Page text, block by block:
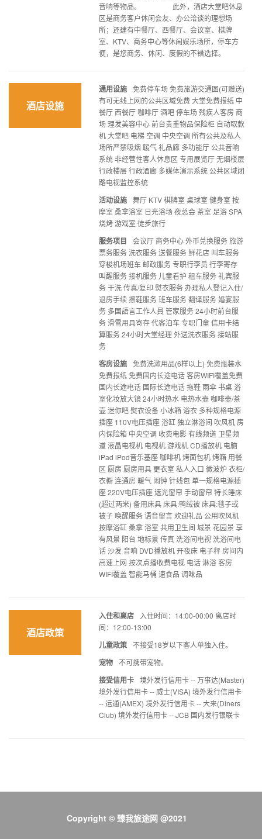
音响等物品。 此外，酒店大堂吧休息
区是商务客户休闲会友、办公洽谈的理想场
所；还建有中餐厅、西餐厅、会议室、棋牌
室、KTV、商务中心等休闲娱乐场所，停车方
便，是您商务、休闲、度假的不错选择。
酒店设施
通用设施 免费停车场 免费旅游交通图(可赠送)
有可无线上网的公共区域免费 大堂免费报纸 中
餐厅 西餐厅 咖啡厅 酒吧 停车场 残疾人客房 商
场 理发美容中心 前台贵重物品保险柜 自动取款
机 大堂吧 电梯 空调 中央空调 所有公共及私人
场所严禁吸烟 暖气 礼品廊 多功能厅 公共音响
系统 非经营性客人休息区 专用展览厅 无烟楼层
行政楼层 行政酒廊 多媒体演示系统 公共区域闭
路电视监控系统
活动设施 舞厅 KTV 棋牌室 桌球室 健身室 按
摩室 桑拿浴室 日光浴场 夜总会 茶室 足浴 SPA
烧烤 游戏室 徒步旅行
服务项目
会议厅 商务中心 外币兑换服务 旅游
票务服务 洗衣服务 送餐服务 鲜花店 叫车服务
穿梭机场班车 邮政服务 专职行李员 行李寄存
叫醒服务 接机服务 儿童看护 租车服务 礼宾服
务 干洗 传真/复印 熨衣服务 办理私人登记入住/
退房手续 擦鞋服务 班车服务 翻译服务 婚宴服
务 多国語言工作人員 管家服务 24小时前台服
务 滑雪用具寄存 代客泊车 专职门童 信用卡结
算服务 24小时大堂经理 外送洗衣服务 接站服
务
客房设施 免费洗漱用品(6样以上) 免费瓶装水
免费报纸 免费国内长途电话 客房WIFI覆盖免费
国内长途电话 国际长途电话 拖鞋 雨伞 书桌 浴
室化妆放大镜 24小时热水 电热水壶 咖啡壶/茶
壶 迷你吧 熨衣设备 小冰箱 浴衣 多种规格电源
插座 110V电压插座 浴缸 独立淋浴间 吹风机 房
内保险箱 中央空调 收费电影 有线频道 卫星频
道 液晶电视机 电视机 游戏机 CD播放机 电脑
iPad iPod音乐基座 咖啡机 烤面包机 烤箱 用餐
区 厨房 厨房用具 更衣室 私人入口 微波炉 衣柜/
衣橱 连通房 暖气 闹钟 针线包 单一规格电源插
座 220V电压插座 遮光窗帘 手动窗帘 特长睡床
(超过两米) 备用床具 床具:鸭绒被 床具:毯子或
被子 唤醒服务 语音留言 欢迎礼品 公用吹风机
按摩浴缸 桑拿 浴室 共用卫生间 城景 花园景 享
有风景 阳台 地标景 传真 洗浴间电视 洗浴间电
话 沙发 音响 DVD播放机 开夜床 电子秤 房间内
高速上网 按次点播收费电视 电话 淋浴 客房
WIFI覆盖 智能马桶 速食品 调味品
酒店政策
入住和离店
入住时间：14:00-00:00 离店时
间：12:00-13:00
儿童政策 不接受18岁以下客人单独入住。
宠物 不可携带宠物。
接受信用卡 境外发行信用卡 -- 万事达(Master)
境外发行信用卡 -- 威士(VISA) 境外发行信用卡
-- 运通(AMEX) 境外发行信用卡 -- 大来(Diners
Club) 境外发行信用卡 -- JCB 国内发行银联卡
Copyright © 臻我旅途网 @2021